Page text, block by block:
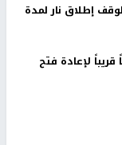
إطلاق نار لمدة
لإعادة فتح